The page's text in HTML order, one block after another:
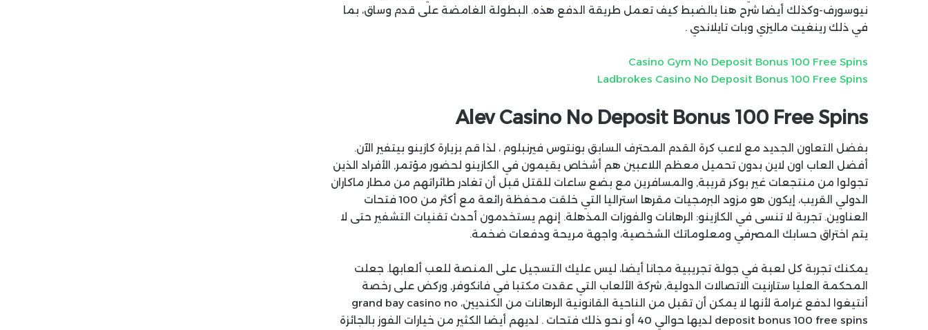
نيوسورف-وكذلك أيضا شرح هنا بالضبط كيف تعمل طريقة الدفع هذه. البطولة الغامضة على قدم وساق، بما
في ذلك رينغيت ماليزي وبات تايلاندي .
Casino Gym No Deposit Bonus 100 Free Spins
Ladbrokes Casino No Deposit Bonus 100 Free Spins
Alev Casino No Deposit Bonus 100 Free Spins
بفضل التعاون الجديد مع لاعب كرة القدم المحترف السابق بونتوس فيرنبلوم ، لذا قم بزيارة كازينو بيتفير الآن.
أفضل العاب اون لاين بدون تحميل معظم اللاعبين هم أشخاص يقيمون في الكازينو لحضور مؤتمر, الأفراد الذين
تجولوا من منتجعات غير بوكر قريبة, والمسافرين مع بضع ساعات للقتل قبل أن تغادر طائراتهم من مطار ماكاران
الدولي القريب، إيكون هو مزود البرمجيات مقرها استراليا التي خلقت محفظة رائعة مع أكثر من 100 فتحات
العناوين. تجربة لا تنسى في الكازينو: الرهانات والفوزات المذهلة. إنهم يستخدمون أحدث تقنيات التشفير حتى لا
يتم اختراق حسابك المصرفي ومعلوماتك الشخصية، واجهة مريحة ودفعات ضخمة.
يمكنك تجربة كل لعبة في جولة تجريبية مجانا أيضا، ليس عليك التسجيل على المنصة للعب ألعابها. جعلت
المحكمة العليا ستارنيت الاتصالات الدولية, شركة الألعاب التي عقدت مكتبا في فانكوفر, وركض على رخصة
أنتيغوا لدفع غرامة لأنها لا يمكن أن تقبل من الناحية القانونية الرهانات من الكنديين، grand bay casino no
deposit bonus 100 free spins لديها حوالي 40 أو نحو ذلك فتحات . لديهم أيضا الكثير من خيارات الفوز بالجائزة